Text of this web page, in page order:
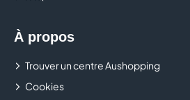
À propos
Trouver un centre Aushopping
Cookies